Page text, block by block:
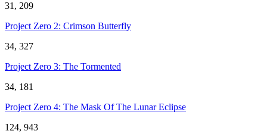
31, 209
Project Zero 2: Crimson Butterfly
34, 327
Project Zero 3: The Tormented
34, 181
Project Zero 4: The Mask Of The Lunar Eclipse
124, 943